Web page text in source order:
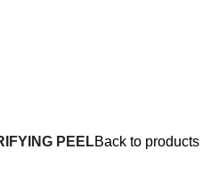
PEELBack to products